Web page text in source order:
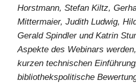
Horstmann, Stefan Kiltz,
Mittermaier, Judith Ludwig,
Gerald Spindler und Katrin
Aspekte des Webinars
kurzen technischen
bibliothekspolitische